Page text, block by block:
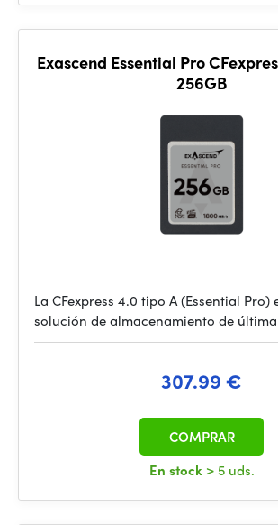
Exascend Essential Pro
256GB
La CFexpress 4.0 tipo A (Essential Pro)
solución de almacenamiento de última
307.99 €
En stock > 5 uds.
COMPRAR